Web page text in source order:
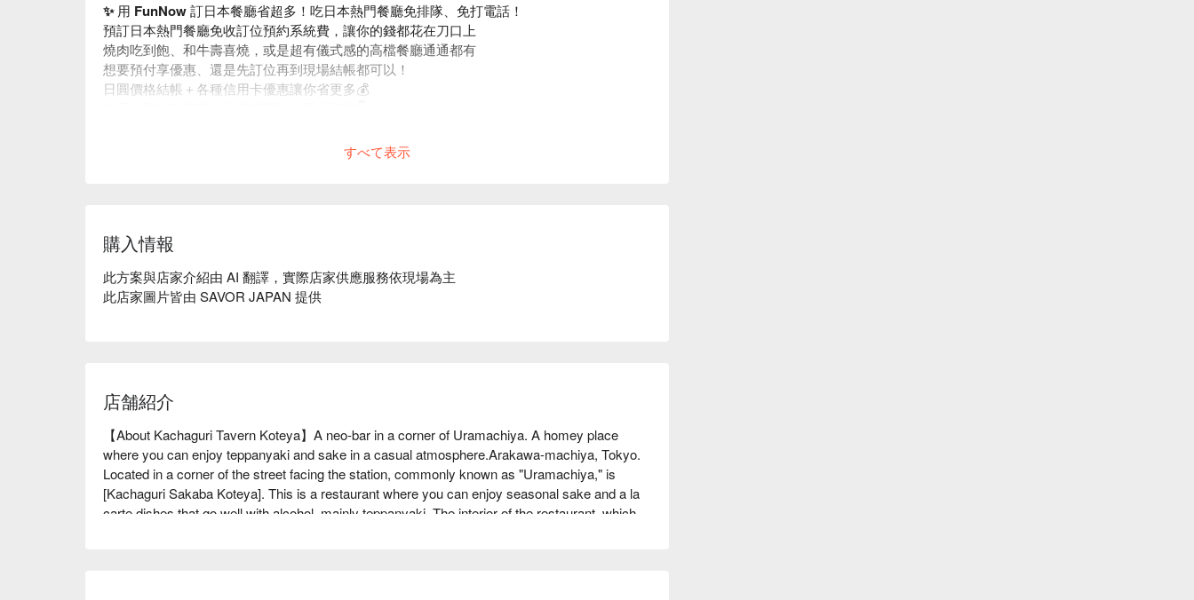
✨ 用 FunNow 訂日本餐廳省超多！吃日本熱門餐廳免排隊、免打電話！
預訂日本熱門餐廳免收訂位預約系統費，讓你的錢都花在刀口上
燒肉吃到飽、和牛壽喜燒，或是超有儀式感的高檔餐廳通通都有
想要預付享優惠、還是先訂位再到現場結帳都可以！
日圓價格結帳＋各種信用卡優惠讓你省更多💰
すべて表示
購入情報
此方案與店家介紹由 AI 翻譯，實際店家供應服務依現場為主
此店家圖片皆由 SAVOR JAPAN 提供
店舗紹介
【About Kachaguri Tavern Koteya】A neo-bar in a corner of Uramachiya. A homey place
where you can enjoy teppanyaki and sake in a casual atmosphere.Arakawa-machiya, Tokyo.
Located in a corner of the street facing the station, commonly known as "Uramachiya," is
[Kachaguri Sakaba Koteya]. This is a restaurant where you can enjoy seasonal sake and a la
carte dishes that go well with alcohol, mainly teppanyaki. The interior of the restaurant, which